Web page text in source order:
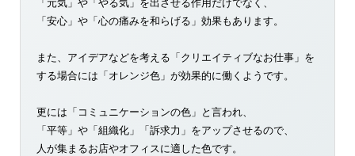
「安心」や「心の痛みを和らげる」効果もあります。
また、アイデアなどを考える「クリエイティブなお仕事」を
する場合には「オレンジ色」が効果的に働くようです。
更には「コミュニケーションの色」と言われ、
「平等」や「組織化」「訴求力」をアップさせるので、
人が集まるお店やオフィスに適した色です。